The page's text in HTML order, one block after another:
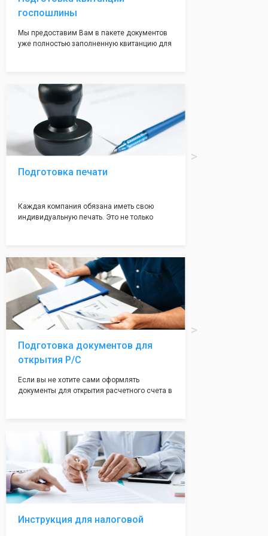
госпошлины
Мы предоставим Вам в пакете документов
уже полностью заполненную квитанцию для
посредственно в налоговой инспекции при
подаче документов на регистрацию.
Подготовка печати
Каждая компания обязана иметь свою
индивидуальную печать. Это не только
вам поможем с помощью изготовления
печати по индивидуальному эскизу, который
Вы выберете сами из нашего каталога.
Подготовка документов для
открытия Р/С
Если вы не хотите сами оформлять
документы для открытия расчетного счета в
открытия счета, с минимальным затратом
вашего времени и сил!
Инструкция для налоговой